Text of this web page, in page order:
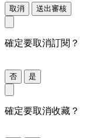
取消 送出審核
確定要取消訂閱？
否 是
確定要取消收藏？